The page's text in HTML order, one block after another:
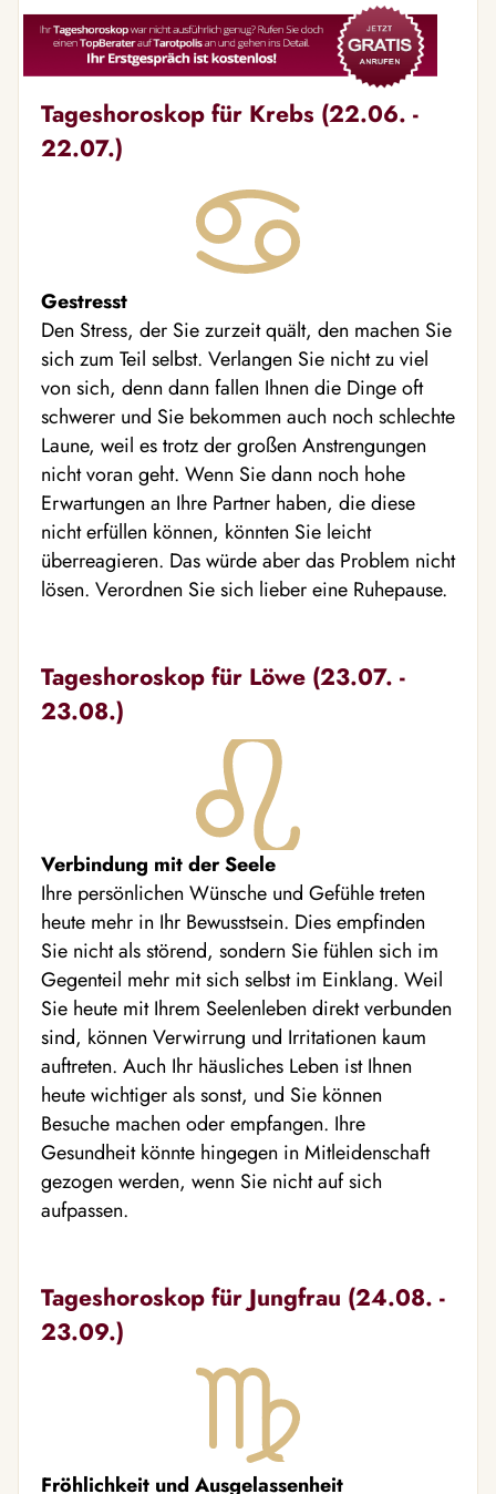
Tageshoroskop für Krebs (22.06. -
22.07.)
Gestresst
Den Stress, der Sie zurzeit quält, den machen Sie
sich zum Teil selbst. Verlangen Sie nicht zu viel
von sich, denn dann fallen Ihnen die Dinge oft
schwerer und Sie bekommen auch noch schlechte
Laune, weil es trotz der großen Anstrengungen
nicht voran geht. Wenn Sie dann noch hohe
Erwartungen an Ihre Partner haben, die diese
nicht erfüllen können, könnten Sie leicht
überreagieren. Das würde aber das Problem nicht
lösen. Verordnen Sie sich lieber eine Ruhepause.
Tageshoroskop für Löwe (23.07. -
23.08.)
Verbindung mit der Seele
Ihre persönlichen Wünsche und Gefühle treten
heute mehr in Ihr Bewusstsein. Dies empfinden
Sie nicht als störend, sondern Sie fühlen sich im
Gegenteil mehr mit sich selbst im Einklang. Weil
Sie heute mit Ihrem Seelenleben direkt verbunden
sind, können Verwirrung und Irritationen kaum
auftreten. Auch Ihr häusliches Leben ist Ihnen
heute wichtiger als sonst, und Sie können
Besuche machen oder empfangen. Ihre
Gesundheit könnte hingegen in Mitleidenschaft
gezogen werden, wenn Sie nicht auf sich
aufpassen.
Tageshoroskop für Jungfrau (24.08. -
23.09.)
Fröhlichkeit und Ausgelassenheit